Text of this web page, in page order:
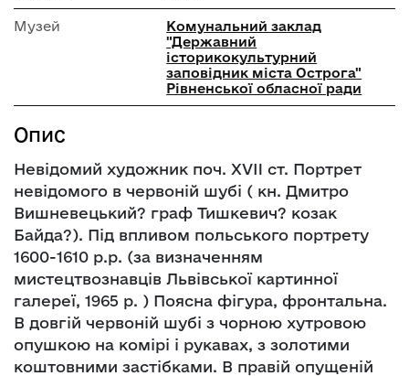
Музей
Комунальний заклад
"Державний
історикокультурний
заповідник міста Острога"
Рівненської обласної ради
Опис
Невідомий художник поч. ХVII ст. Портрет
невідомого в червоній шубі ( кн. Дмитро
Вишневецький? граф Тишкевич? козак
Байда?). Під впливом польського портрету
1600-1610 р.р. (за визначенням
мистецтвознавців Львівської картинної
галереї, 1965 р. ) Поясна фігура, фронтальна.
В довгій червоній шубі з чорною хутровою
опушкою на комірі і рукавах, з золотими
коштовними застібками. В правій опущеній